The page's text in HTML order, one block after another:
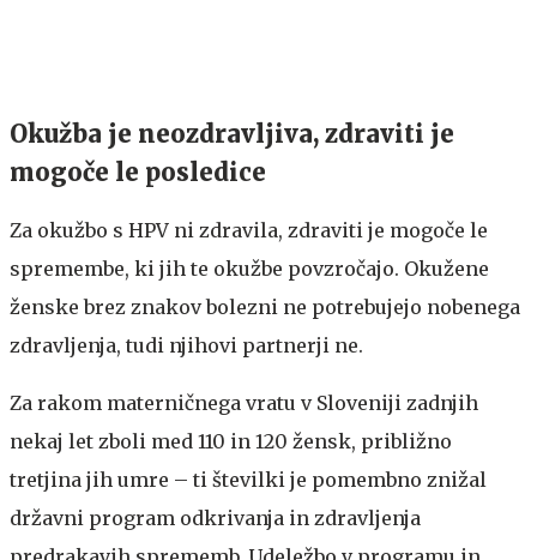
Okužba je neozdravljiva, zdraviti je
mogoče le posledice
Za okužbo s HPV ni zdravila, zdraviti je mogoče le
spremembe, ki jih te okužbe povzročajo. Okužene
ženske brez znakov bolezni ne potrebujejo nobenega
zdravljenja, tudi njihovi partnerji ne.
Za rakom materničnega vratu v Sloveniji zadnjih
nekaj let zboli med 110 in 120 žensk, približno
tretjina jih umre – ti številki je pomembno znižal
državni program odkrivanja in zdravljenja